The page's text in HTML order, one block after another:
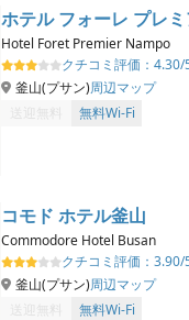
ホテル フォーレ プレ
Hotel Foret Premier Nampo
クチコミ評価： 4.30/
釜山(プサン)周辺マップ
送迎無料
無料Wi-Fi
コモド ホテル釜山
Commodore Hotel Busan
クチコミ評価： 3.90/
釜山(プサン)周辺マップ
送迎無料
無料Wi-Fi